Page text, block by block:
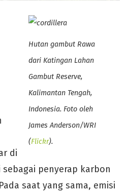
Hutan gambut Rawa
dari Katingan Lahan
Gambut Reserve,
Kalimantan Tengah,
Indonesia. Foto oleh
James Anderson/WRI
(Flickr).
di
penyerap karbon
saat yang sama, emisi